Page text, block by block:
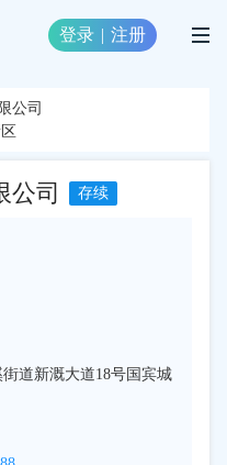
登录 | 注册
公司
公司 存续
道新溉大道18号国宾城